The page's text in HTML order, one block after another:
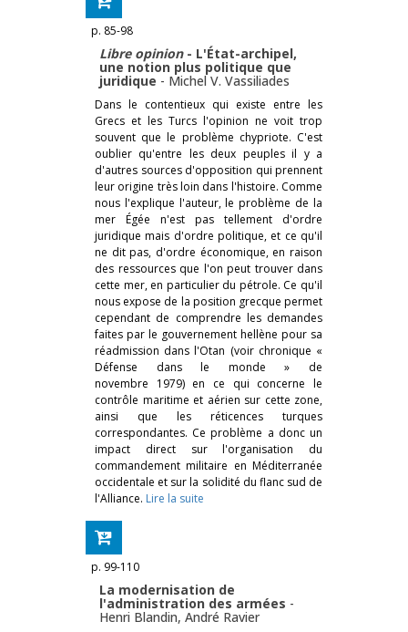
p. 85-98
Libre opinion- L'État-archipel,
une notion plus politique que
juridique - Michel V. Vassiliades
Dans le contentieux qui existe entre les
Grecs et les Turcs l'opinion ne voit trop
souvent que le problème chypriote. C'est
oublier qu'entre les deux peuples il y a
d'autres sources d'opposition qui prennent
leur origine très loin dans l'histoire. Comme
nous l'explique l'auteur, le problème de la
mer Égée n'est pas tellement d'ordre
juridique mais d'ordre politique, et ce qu'il
ne dit pas, d'ordre économique, en raison
des ressources que l'on peut trouver dans
cette mer, en particulier du pétrole. Ce qu'il
nous expose de la position grecque permet
cependant de comprendre les demandes
faites par le gouvernement hellène pour sa
réadmission dans l'Otan (voir chronique «
Défense dans le monde » de
novembre 1979) en ce qui concerne le
contrôle maritime et aérien sur cette zone,
ainsi que les réticences turques
correspondantes. Ce problème a donc un
impact direct sur l'organisation du
commandement militaire en Méditerranée
occidentale et sur la solidité du flanc sud de
l'Alliance. Lire la suite
p. 99-110
La modernisation de
l'administration des armées -
Henri Blandin, André Ravier